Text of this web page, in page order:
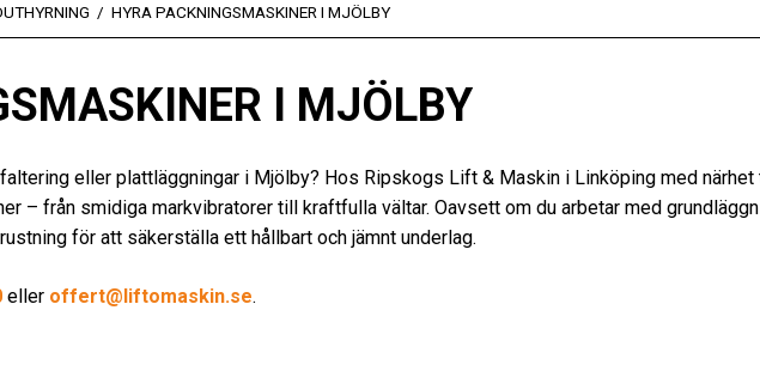
/ HYRA PACKNINGSMASKINER I MJÖLBY
I MJÖLBY
eller plattläggningar i Mjölby? Hos Ripskogs Lift & Maskin i Linköping med
– från smidiga markvibratorer till kraftfulla vältar. Oavsett om du arbetar med
för att säkerställa ett hållbart och jämnt underlag.
eller offert@liftomaskin.se.